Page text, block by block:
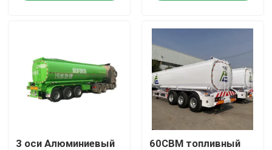
Спросите цитату
Подержанные самосвалы
Используемые тележки Tipper
прицепы Танкерные
топливный бак
3 оси Алюминиевый
60CBM топливный